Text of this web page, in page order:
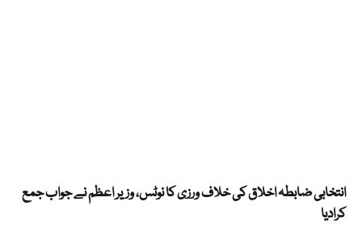
انتخابی ضابطہ اخلاق کی خلاف ورزی کا نوٹس، وزیر اعظم نے جواب جمع
کرادیا